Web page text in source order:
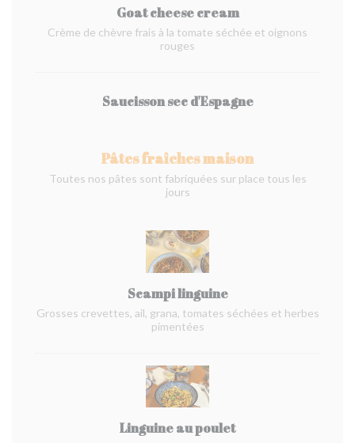
Goat cheese cream
Crème de chèvre frais à la tomate séchée et oignons
rouges
Saucisson sec d'Espagne
Pâtes fraîches maison
Toutes nos pâtes sont fabriquées sur place tous les
jours
Scampi linguine
Grosses crevettes, ail, grana, tomates séchées et herbes
pimentées
Linguine au poulet